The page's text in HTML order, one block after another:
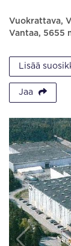
Vuokrattava,
Vantaa, 5655
Lisää
Jaa